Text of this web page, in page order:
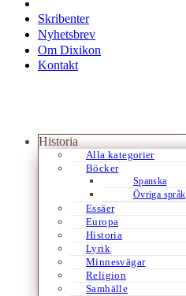
Skribenter
Nyhetsbrev
Om Dixikon
Kontakt
Historia
Alla kategorier
Böcker
Spanska
Övriga språk
Essäer
Europa
Historia
Lyrik
Minnesvägar
Religion
Samhälle